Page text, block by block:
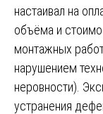
настаивал на
объёма и
монтажных
нарушением
неровности).
устранения